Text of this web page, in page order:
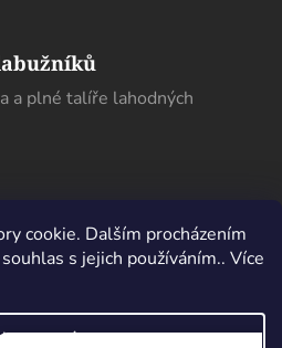
cookie. Dalším procházením
s jejich používáním.. Více
a plné talíře lahodných